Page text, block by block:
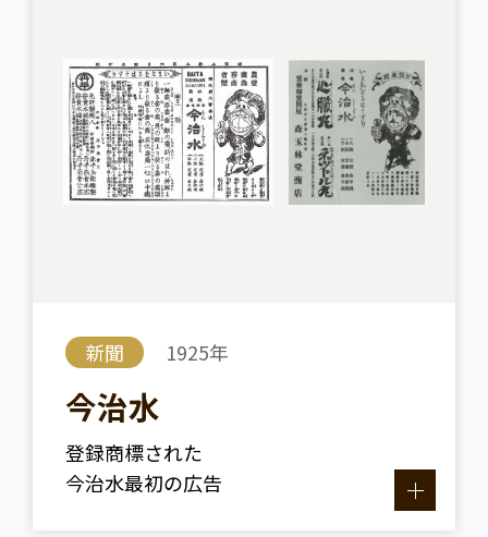
新聞 1925年
今治水
登録商標された
今治水最初の広告